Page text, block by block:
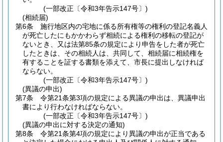
(一部改正〔令和3年告示147号〕)
(相続届)
第6条
施行地区内の宅地に係る所有権等の権利の登記名義人
が死亡したにもかかわらず相続による権利の移転の登記が
ないとき、又は法第85条の規定により申告をした者が死亡
したときは、その相続人は、共同して、相続届に相続権を
有することを証する書類を添えて、市長に提出しなければ
ならない。
(一部改正〔令和3年告示147号〕)
(異議の申出)
第7条
令第21条第3項の規定による異議の申出は、異議申出
書により行わなければならない。
(一部改正〔令和3年告示147号〕)
(異議の申出に対する決定の通知)
第8条
令第21条第4項の規定により異議の申出が正当である